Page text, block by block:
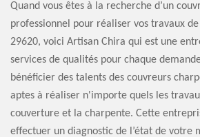
Quand vous êtes à la recherche d’un
professionnel pour réaliser vos travaux
29620, voici Artisan Chira qui est une
services de qualités pour chaque
bénéficier des talents des couvreurs
aptes à réaliser n'importe quels les
couverture et la charpente. Cette
effectuer un diagnostic de l’état de votre